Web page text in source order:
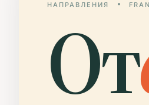
НАПРАВЛЕНИЯ
От